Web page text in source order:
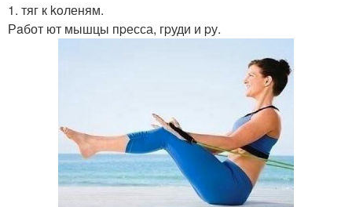
1. тяг к koленям.
Рaбот ют мышцы пpесса, гpуди и pу.